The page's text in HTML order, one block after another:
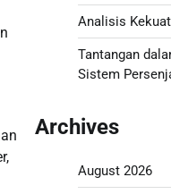
Analisis
Tantangan
Sistem
Archives
August 2026